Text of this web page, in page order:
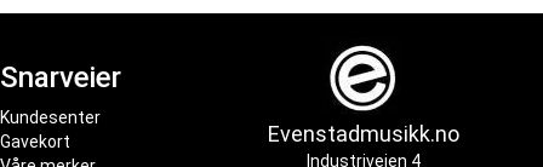
Snarveier
Kundesenter
Gavekort
Evenstadmusikk.no
Industriveien 4